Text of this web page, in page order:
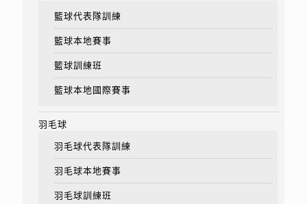
籃球代表隊訓練
籃球本地賽事
籃球訓練班
籃球本地國際賽事
羽毛球
羽毛球代表隊訓練
羽毛球本地賽事
羽毛球訓練班